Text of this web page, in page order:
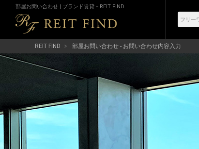
部屋お問い合わせ | ブランド賃貸－REIT FIND
REIT FIND 部屋お問い合わせ - お問い合わせ内容入力